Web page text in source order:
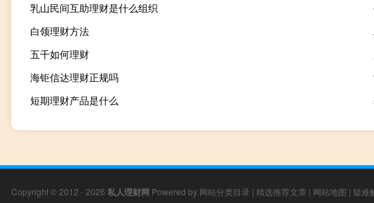
乳山民间互助理财是什么组织
白领理财方法
五千如何理财
海钜信达理财正规吗
短期理财产品是什么
Copyright © 2012 - 2026 私人理财网 Powered by 网站分类目录 | 精选推荐文章 | 网站地图 | 疑难